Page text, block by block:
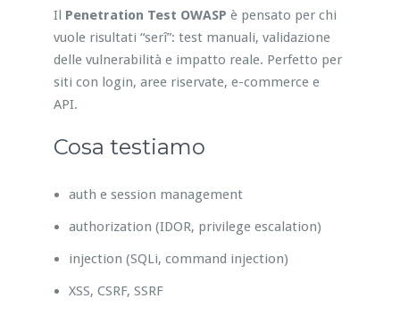
Il Penetration Test OWASP è pensato per chi
vuole risultati “serî”: test manuali, validazione
delle vulnerabilità e impatto reale. Perfetto per
siti con login, aree riservate, e-commerce e
API.
Cosa testiamo
auth e session management
authorization (IDOR, privilege escalation)
injection (SQLi, command injection)
XSS, CSRF, SSRF